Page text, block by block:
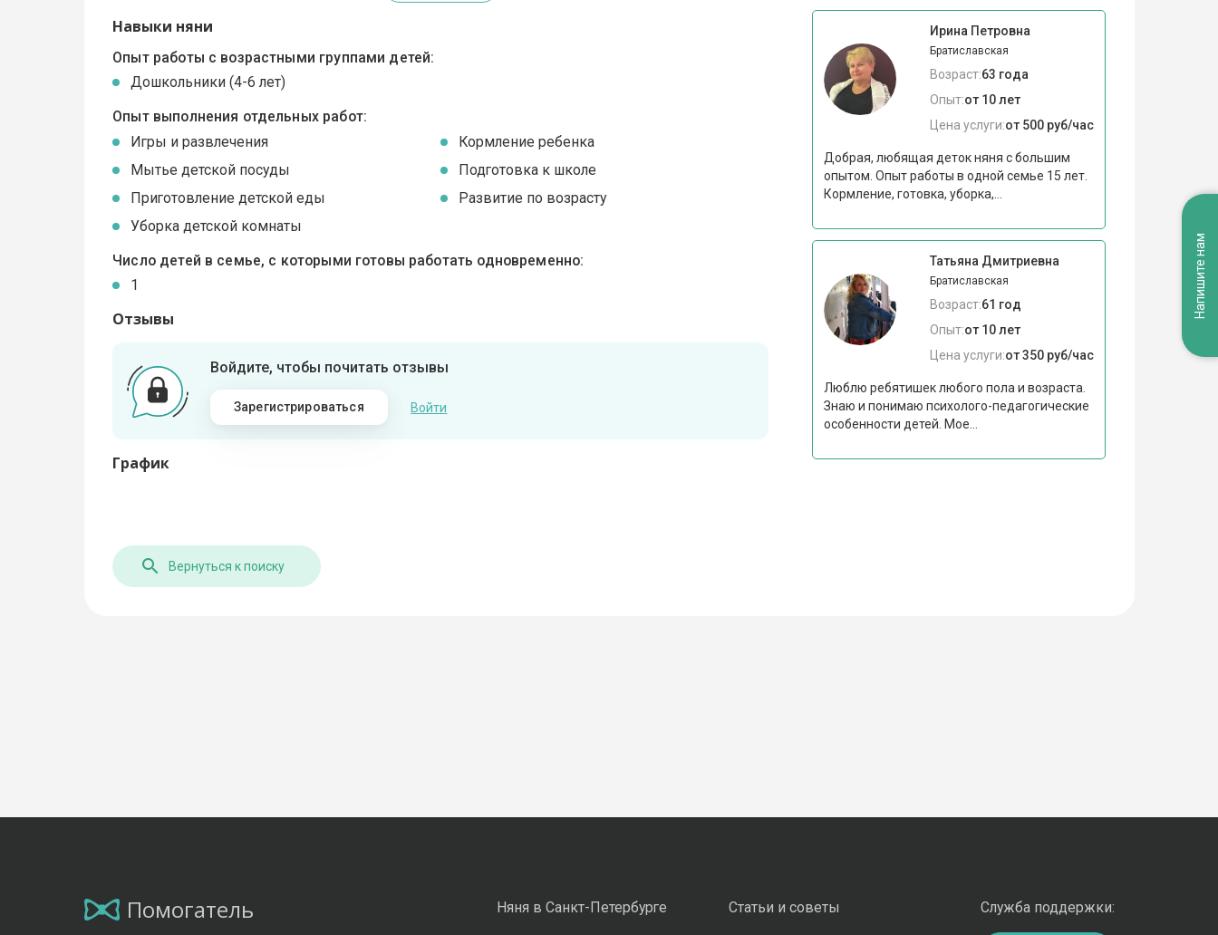
Навыки няни
Опыт работы с возрастными группами детей:
Дошкольники (4-6 лет)
Опыт выполнения отдельных работ:
Игры и развлечения
Кормление ребенка
Мытье детской посуды
Подготовка к школе
Приготовление детской еды
Развитие по возрасту
Уборка детской комнаты
Число детей в семье, с которыми готовы работать одновременно:
1
Отзывы
Войдите, чтобы почитать отзывы
Зарегистрироваться Войти
График
Ирина Петровна
Братиславская
Возраст:63 года
Опыт:от 10 лет
Цена услуги:от 500 руб/час
Добрая, любящая деток няня с большим
опытом. Опыт работы в одной семье 15 лет.
Кормление, готовка, уборка,...
Татьяна Дмитриевна
Братиславская
Возраст:61 год
Опыт:от 10 лет
Цена услуги:от 350 руб/час
Люблю ребятишек любого пола и возраста.
Знаю и понимаю психолого-педагогические
особенности детей. Мое...
Вернуться к поиску
Помогатель Няня в Санкт-Петербурге Статьи и советы Служба поддержки:
Напишите нам